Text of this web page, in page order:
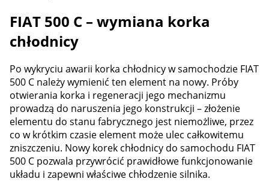
FIAT 500 C – wymiana korka
chłodnicy
Po wykryciu awarii korka chłodnicy w samochodzie FIAT
500 C należy wymienić ten element na nowy. Próby
otwierania korka i regeneracji jego mechanizmu
prowadzą do naruszenia jego konstrukcji – złożenie
elementu do stanu fabrycznego jest niemożliwe, przez
co w krótkim czasie element może ulec całkowitemu
zniszczeniu. Nowy korek chłodnicy do samochodu FIAT
500 C pozwala przywrócić prawidłowe funkcjonowanie
układu i zapewni właściwe chłodzenie silnika.